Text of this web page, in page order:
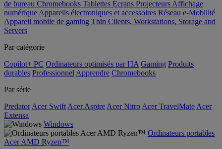
de bureau Chromebooks Tablettes Écrans Projecteurs Affichage
numérique Appareils électroniques et accessoires Réseau e-Mobilité
Appareil mobile de gaming Thin Clients, Workstations, Storage and
Servers
Par catégorie
Copilot+ PC Ordinateurs optimisés par l'IA Gaming Produits
durables Professionnel Apprendre Chromebooks
Par série
Predator Acer Swift Acer Aspire Acer Nitro Acer TravelMate Acer
Extensa
Windows
Ordinateurs portables
Acer AMD Ryzen™